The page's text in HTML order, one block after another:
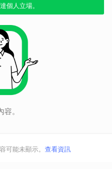
個人立場。
。
可能未顯示。 查看資訊